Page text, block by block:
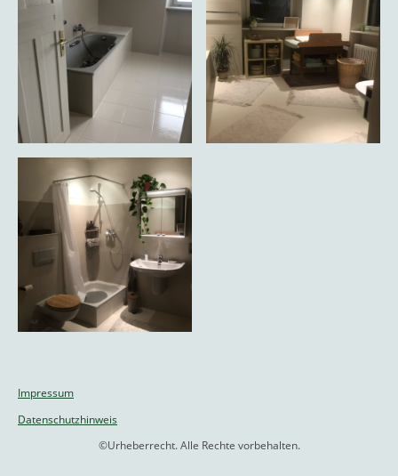
Impressum
Datenschutzhinweis
©Urheberrecht. Alle Rechte vorbehalten.